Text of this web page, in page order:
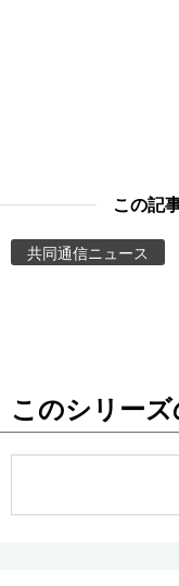
スポーツ・東京
Topics
Images
お知らせ
この記
共同通信ニュース
このシリー